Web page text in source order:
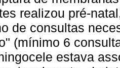
realizou pré-
de consultas
(mínimo 6
estava